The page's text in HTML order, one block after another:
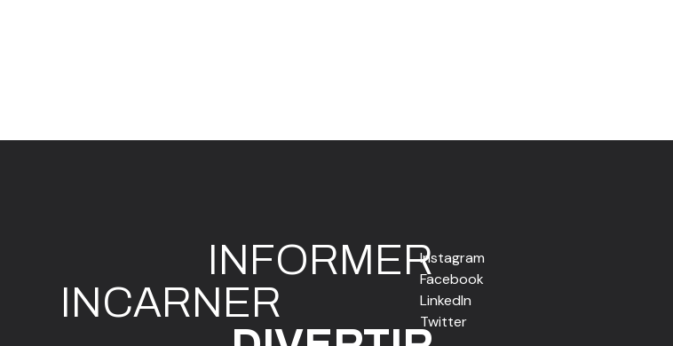
INFORMER
INCARNER
Instagram
Facebook
LinkedIn
Twitter